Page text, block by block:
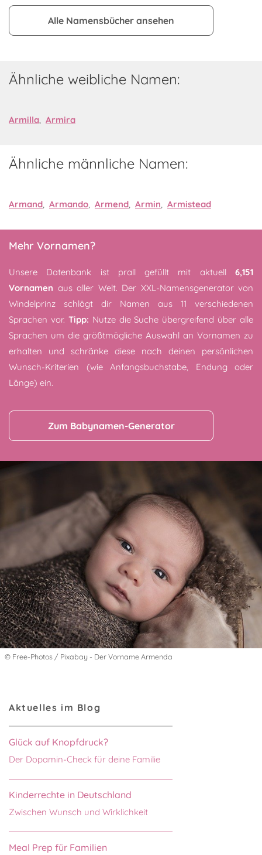
Alle Namensbücher ansehen
Ähnliche weibliche Namen:
Armilla, Armira
Ähnliche männliche Namen:
Armand, Armando, Armend, Armin, Armistead
Mehr Vornamen?
Unsere Datenbank ist prall gefüllt mit aktuell 6,151
Vornamen aus aller Welt. Der XXL-Namensgenerator von
Windelprinz schlägt dir Namen aus 11 verschiedenen
Sprachen vor. Tipp: Nutze die Suche übergreifend über alle
Sprachen um die größtmögliche Auswahl an Vornamen zu
erhalten und schränke diese nach deinen persönlichen
Wunsch-Kriterien (wie Anfangsbuchstabe, Endung oder
Länge) ein.
Zum Babynamen-Generator
© Free-Photos / Pixabay - Der Vorname Armenda
Aktuelles im Blog
Glück auf Knopfdruck?
Der Dopamin-Check für deine Familie
Kinderrechte in Deutschland
Zwischen Wunsch und Wirklichkeit
Meal Prep für Familien